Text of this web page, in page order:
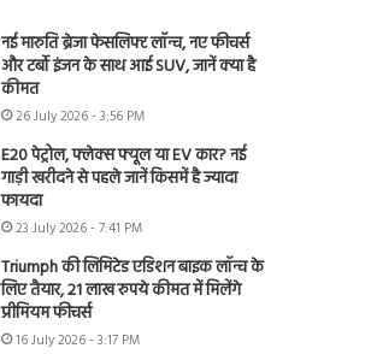
नई मारुति ब्रेजा फेसलिफ्ट लॉन्च, नए फीचर्स
और टर्बो इंजन के साथ आई SUV, जानें क्या है
कीमत
26 July 2026 - 3:56 PM
E20 पेट्रोल, फ्लेक्स फ्यूल या EV कार? नई
गाड़ी खरीदने से पहले जानें किसमें है ज्यादा
फायदा
23 July 2026 - 7:41 PM
Triumph की लिमिटेड एडिशन बाइक लॉन्च के
लिए तैयार, 21 लाख रुपये कीमत में मिलेंगे
प्रीमियम फीचर्स
16 July 2026 - 3:17 PM